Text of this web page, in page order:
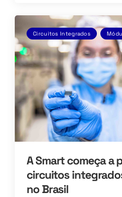
Circuitos Integrados
A Smart começa a
circuitos
no Brasil